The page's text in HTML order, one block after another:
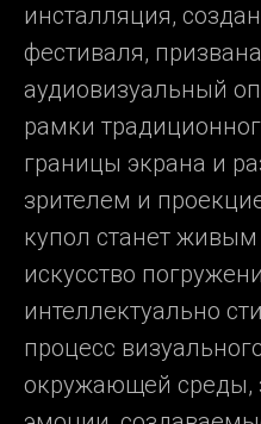
инсталляция,
фестиваля,
аудиовизуальный
рамки
границы экрана и
зрителем и
купол станет живым
искусство
интеллектуально
процесс
окружающей среды,